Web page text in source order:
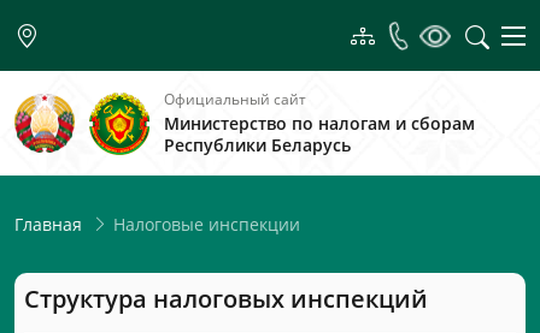
Официальный сайт
Министерство по налогам и сборам
Республики Беларусь
Главная Налоговые инспекции
Структура налоговых инспекций